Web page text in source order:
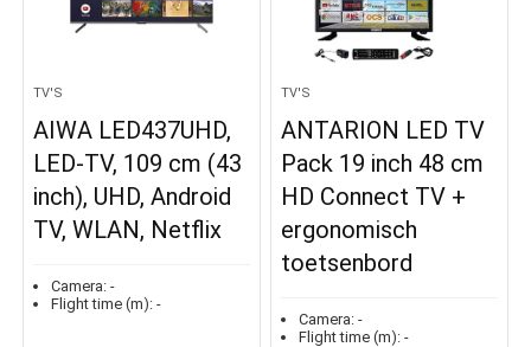
TV'S
AIWA LED437UHD,
LED-TV, 109 cm (43
inch), UHD, Android
TV, WLAN, Netflix
Camera: -
Flight time (m): -
TV'S
ANTARION LED TV
Pack 19 inch 48 cm
HD Connect TV +
ergonomisch
toetsenbord
Camera: -
Flight time (m): -